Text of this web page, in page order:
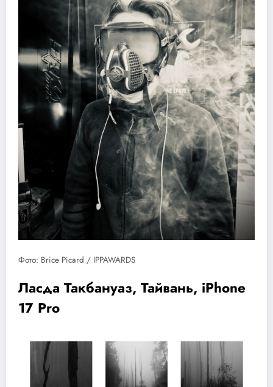
Фото: Brice Picard / IPPAWARDS
Ласда Такбануаз, Тайвань, iPhone
17 Pro